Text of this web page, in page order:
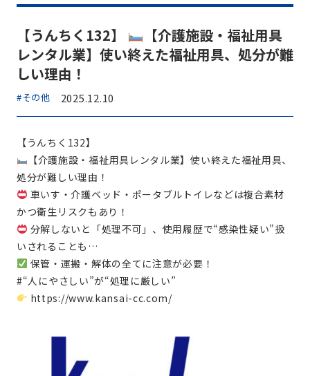
【うんちく132】
【介護施設・福祉用具
レンタル業】使い終えた福祉用具、処分が難
しい理由！
#その他 2025.12.10
【うんちく132】
【介護施設・福祉用具レンタル業】使い終えた福祉用具、
処分が難しい理由！
車いす・介護ベッド・ポータブルトイレなどは複合素材
かつ衛生リスクもあり！
分解しないと「処理不可」、使用履歴で“感染性疑い”扱
いされることも…
保管・運搬・解体の全てに注意が必要！
#“人にやさしい”が“処理に厳しい”
https://www.kansai-cc.com/